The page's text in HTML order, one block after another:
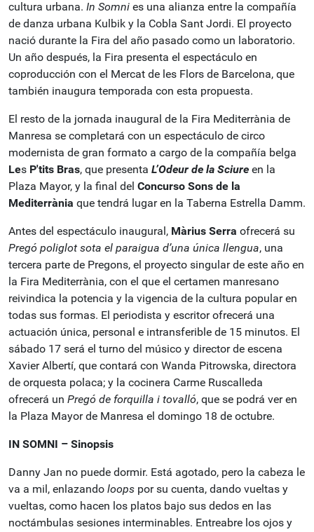
cultura urbana. In Somni es una alianza entre la compañía
de danza urbana Kulbik y la Cobla Sant Jordi. El proyecto
nació durante la Fira del año pasado como un laboratorio.
Un año después, la Fira presenta el espectáculo en
coproducción con el Mercat de les Flors de Barcelona, que
también inaugura temporada con esta propuesta.
El resto de la jornada inaugural de la Fira Mediterrània de
Manresa se completará con un espectáculo de circo
modernista de gran formato a cargo de la compañía belga
Les P'tits Bras, que presenta L’Odeur de la Sciure en la
Plaza Mayor, y la final del Concurso Sons de la
Mediterrània que tendrá lugar en la Taberna Estrella Damm.
Antes del espectáculo inaugural, Màrius Serra ofrecerá su
Pregó poliglot sota el paraigua d’una única llengua, una
tercera parte de Pregons, el proyecto singular de este año en
la Fira Mediterrània, con el que el certamen manresano
reivindica la potencia y la vigencia de la cultura popular en
todas sus formas. El periodista y escritor ofrecerá una
actuación única, personal e intransferible de 15 minutos. El
sábado 17 será el turno del músico y director de escena
Xavier Albertí, que contará con Wanda Pitrowska, directora
de orquesta polaca; y la cocinera Carme Ruscalleda
ofrecerá un Pregó de forquilla i tovalló, que se podrá ver en
la Plaza Mayor de Manresa el domingo 18 de octubre.
IN SOMNI – Sinopsis
Danny Jan no puede dormir. Está agotado, pero la cabeza le
va a mil, enlazando loops por su cuenta, dando vueltas y
vueltas, como hacen los platos bajo sus dedos en las
noctámbulas sesiones interminables. Entreabre los ojos y